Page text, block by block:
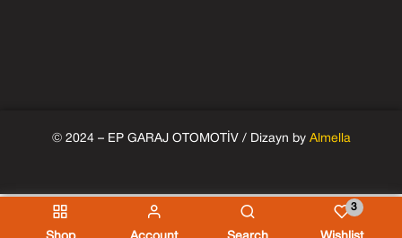
3
© 2024 – EP GARAJ OTOMOTİV / Dizayn by Almella